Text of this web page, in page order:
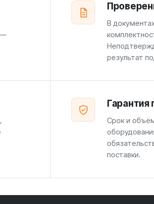
—
В
результат
Гарантия
Срок и
поставки.